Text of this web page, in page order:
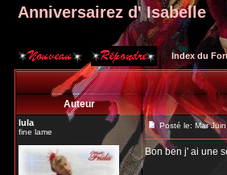
Anniversairez d' Isabelle
Index du
Auteur
lula
fine lame
Posté le: Mar
Bon ben j' ai une